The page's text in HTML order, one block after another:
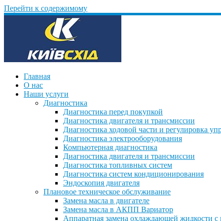
Перейти к содержимому
Главная
О нас
Наши услуги
Диагностика
Диагностика перед покупкой
Диагностика двигателя и трансмиссии
Диагностика ходовой части и регулировка
Диагностика электрооборудования
Компьютерная диагностика
Диагностика двигателя и трансмиссии
Диагностика топливных систем
Диагностика систем кондиционирования
Эндоскопия двигателя
Плановое техническое обслуживание
Замена масла в двигателе
Замена масла в АКПП Вариатор
Аппаратная замена охлаждающей жидкости